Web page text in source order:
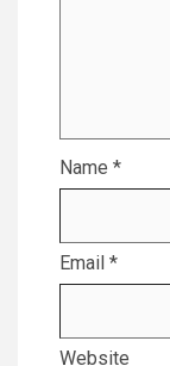
Name *
Email *
Website